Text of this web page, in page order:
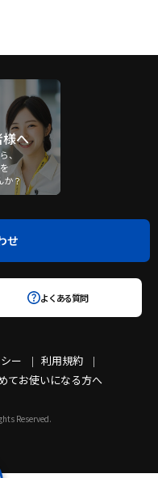
へ
、
か？
ー
利用規約
てお使いになる方へ
せ
よくある質問
Reserved.